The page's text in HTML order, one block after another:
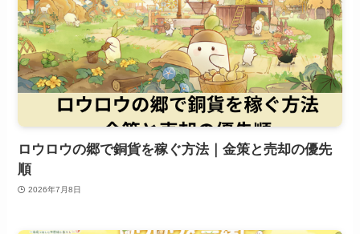
ロウロウの郷で銅貨を稼ぐ方法｜金策と売却の優先
順
2026年7月8日